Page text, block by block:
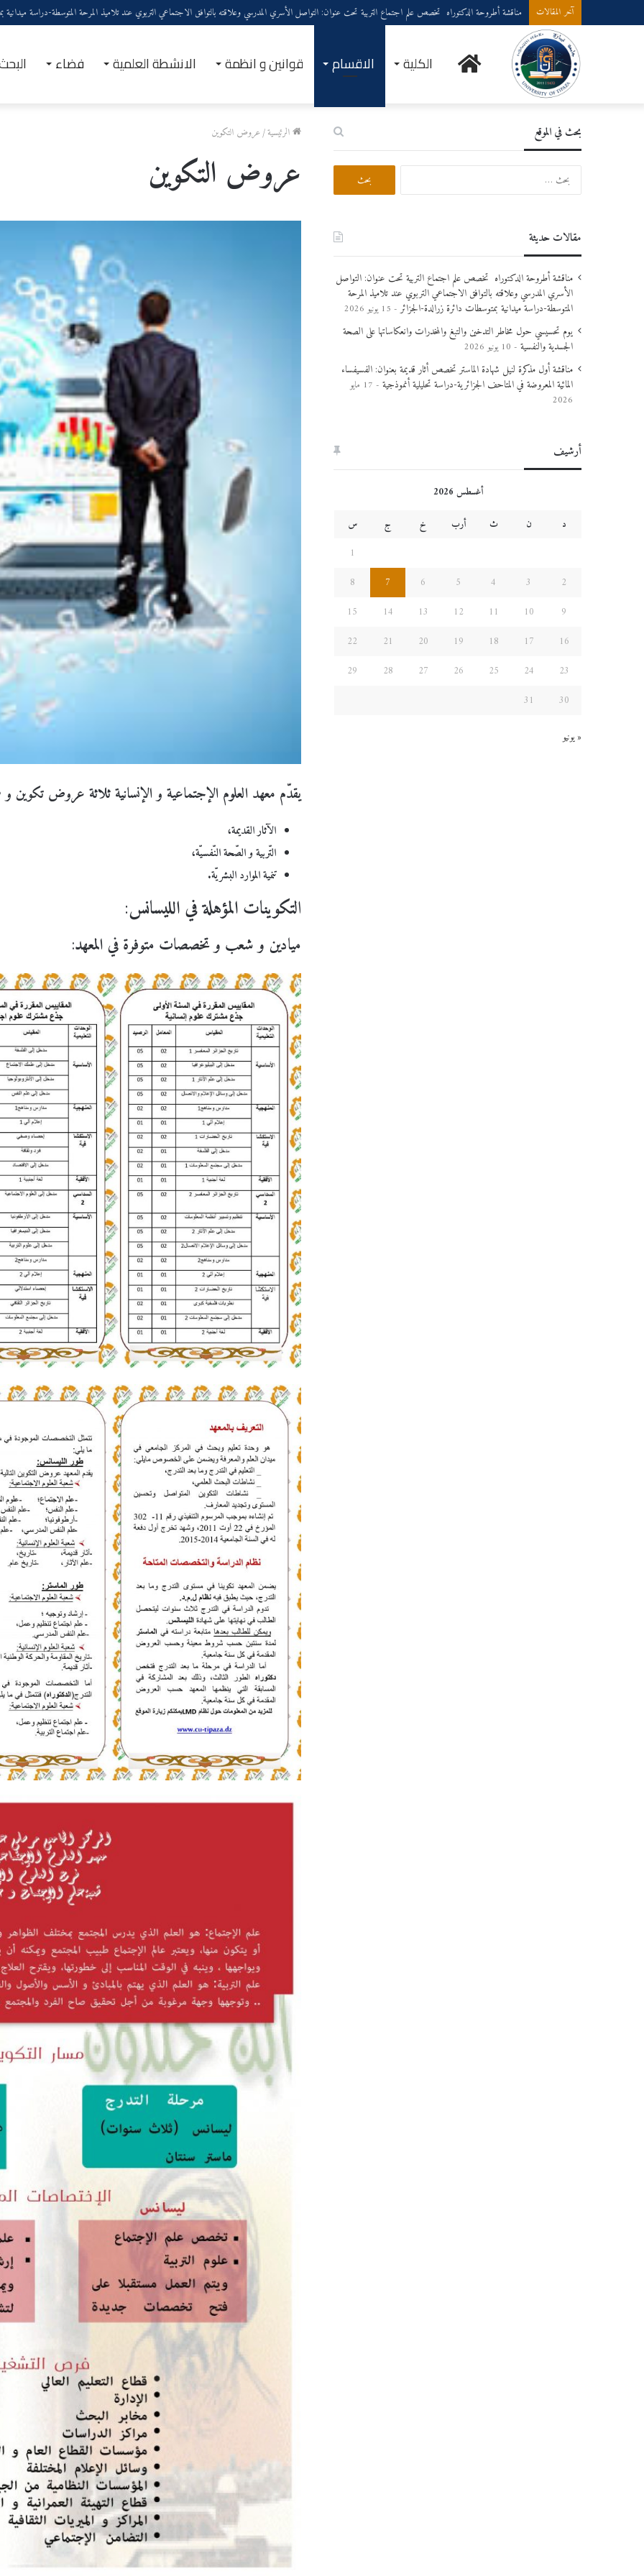
آخر المقالات يوم تحسيسي حول مخاطر التدخين والتبغ والمخدرات وانعكاساتها على الصحة الجسدية والنفسية
الرئيسيةالكلية الاقسام قوانين و انظمة الانشطة العلمية فضاء
الرئيسية/عروض التكوين
عروض التكوين
يقدّم معهد العلوم الإجتماعية و الإنسانية ثلاثة عروض تكوين
الآثار القديمة،
التّربية و الصّحة النّفسيّة،
تنمية الموارد البشريّة.
التكوينات المؤهلة في الليسانس:
ميادين و شعب و تخصصات متوفرة في المعهد:
بحث في الموقع
البحث
مقالات حديثة
مناقشة أطروحة الدكتوراه تخصص علم اجتماع التربية تحت عنوان: التواصل
الأسري المدرسي وعلاقته بالتوافق الاجتماعي التربوي عند تلاميذ المرحة
المتوسطة-دراسة ميدانية بمتوسطات دائرة زرالدة-الجزائر
15 يونيو 2026
يوم تحسيسي حول مخاطر التدخين والتبغ والمخدرات وانعكاساتها على الصحة
الجسدية والنفسية
10 يونيو 2026
مناقشة أول مذكرة لنيل شهادة الماستر تخصص أثار قديمة بعنوان: الفسيفساء
المائية المعروضة في المتاحف الجزائرية-دراسة تحليلية أنموذجية
17 مايو
2026
أرشيف
أغسطس 2026
د
ن ث أرب خ ج
س
1
2
3
4
5
6
7
8
9
10
11
12
13
14
15
16
17
18
19
20
21
22
23
24
25
26
27
28
29
30
31
« يونيو